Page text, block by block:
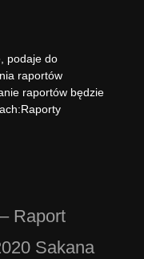
podaje do
raportów
raportów będzie
Raport
Sakana